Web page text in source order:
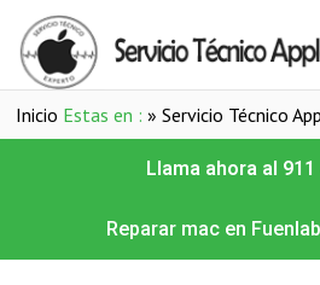
Inicio Estas en : » Servicio Técnico
Llama ahora al 911
Reparar mac en